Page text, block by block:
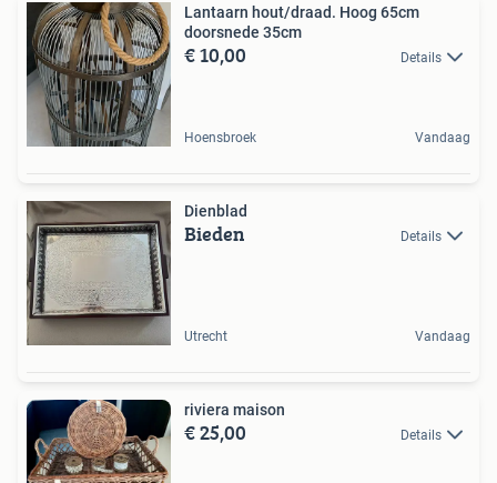
Lantaarn hout/draad. Hoog 65cm
doorsnede 35cm
€ 10,00 Details
Hoensbroek Vandaag
Dienblad
Bieden Details
Utrecht Vandaag
riviera maison
€ 25,00 Details